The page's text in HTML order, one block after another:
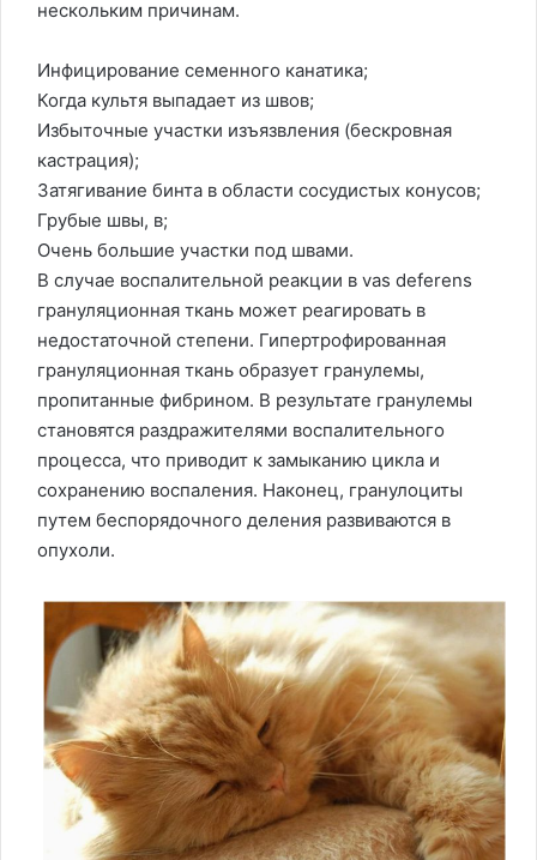
нескольким причинам.
Инфицирование семенного канатика;
Когда культя выпадает из швов;
Избыточные участки изъязвления (бескровная
кастрация);
Затягивание бинта в области сосудистых конусов;
Грубые швы, в;
Очень большие участки под швами.
В случае воспалительной реакции в vas deferens
грануляционная ткань может реагировать в
недостаточной степени. Гипертрофированная
грануляционная ткань образует гранулемы,
пропитанные фибрином. В результате гранулемы
становятся раздражителями воспалительного
процесса, что приводит к замыканию цикла и
сохранению воспаления. Наконец, гранулоциты
путем беспорядочного деления развиваются в
опухоли.